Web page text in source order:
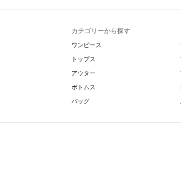
カテゴリーから探す
ワンピース
トップス
アウター
ボトムス
バッグ